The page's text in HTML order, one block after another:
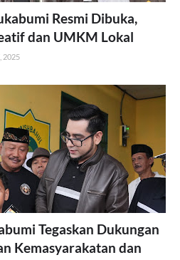
Resmi Dibuka,
dan UMKM Lokal
2025
Tegaskan Dukungan
Kemasyarakatan dan